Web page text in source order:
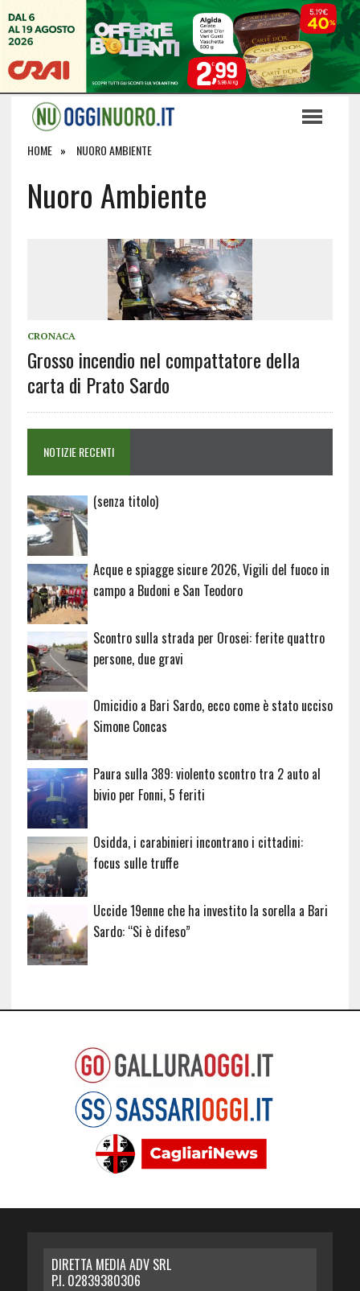
HOME NUORO AMBIENTE
Nuoro Ambiente
CRONACA
Grosso incendio nel compattatore della
carta di Prato Sardo
NOTIZIE RECENTI
(senza titolo)Articolo
Acque e spiagge sicure 2026, Vigili del fuoco in
campo a Budoni e San Teodoro
Scontro sulla strada per Orosei: ferite quattro
persone, due gravi
Omicidio a Bari Sardo, ecco come è stato ucciso
Simone Concas
Paura sulla 389: violento scontro tra 2 auto al
bivio per Fonni, 5 feriti
Osidda, i carabinieri incontrano i cittadini:
focus sulle truffe
Uccide 19enne che ha investito la sorella a Bari
Sardo: “Si è difeso”
DIRETTA MEDIA ADV SRL
P.I. 02839380306